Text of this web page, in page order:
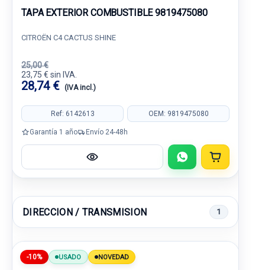
TAPA EXTERIOR COMBUSTIBLE 9819475080
CITROËN C4 CACTUS SHINE
25,00 €
23,75 € sin IVA.
28,74 € (IVA incl.)
Ref: 6142613 OEM: 9819475080
Garantía 1 año Envío 24-48h
DIRECCION / TRANSMISION 1
-10% USADO NOVEDAD